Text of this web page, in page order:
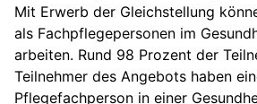
Mit Erwerb der Gleichstellung
als Fachpflegepersonen im
arbeiten. Rund 98 Prozent der
Teilnehmer des Angebots haben
Pflegefachperson in einer